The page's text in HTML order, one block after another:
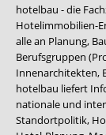
hotelbau - die
Hotelimmobilien-
alle an Planung,
Berufsgruppen
Innenarchitekten,
hotelbau liefert
nationale und
Standortpolitik,